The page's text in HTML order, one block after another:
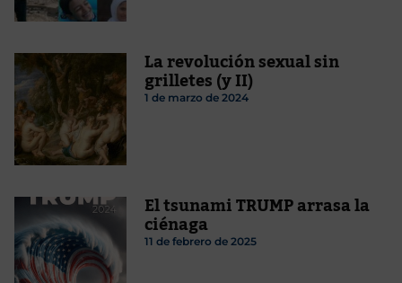
La revolución sexual sin
grilletes (y II)
1 de marzo de 2024
El tsunami TRUMP arrasa la
ciénaga
11 de febrero de 2025